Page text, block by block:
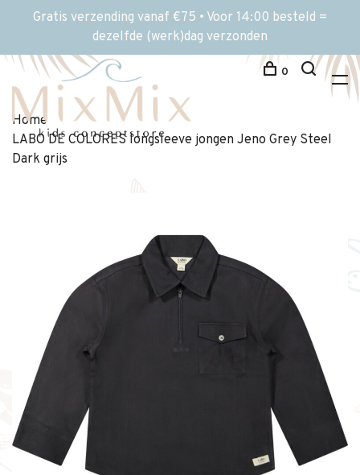
Gratis verzending vanaf €75 • Voor 14:00 besteld =
dezelfde (werk)dag verzonden
0
Home
LABO DE COLORES longsleeve jongen Jeno Grey Steel
Dark grijs